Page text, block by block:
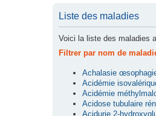
Liste des maladies
Voici la liste des maladies
Filtrer par nom de
Achalasie
Acidémie
Acidémie
Acidose tubulaire
Acidurie 2-